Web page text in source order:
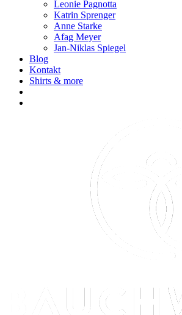
Leonie Pagnotta
Katrin Sprenger
Anne Starke
Afag Meyer
Jan-Niklas Spiegel
Blog
Kontakt
Shirts & more